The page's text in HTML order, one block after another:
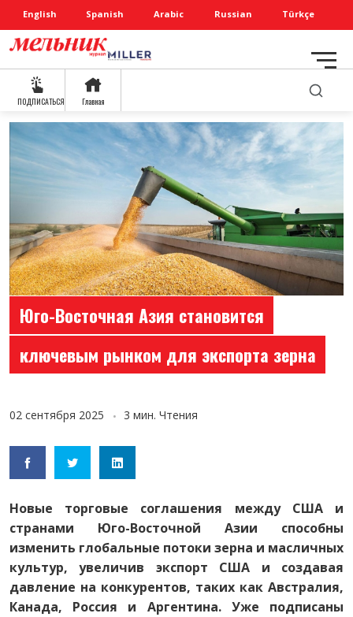
English Spanish Arabic Russian Türkçe
ПОДПИСАТЬСЯ Главная
Юго-Восточная Азия становится
ключевым рынком для экспорта зерна
02 сентября 2025 3 мин. Чтения
Новые торговые соглашения между США и
странами Юго-Восточной Азии способны
изменить глобальные потоки зерна и масличных
культур, увеличив экспорт США и создавая
давление на конкурентов, таких как Австралия,
Канада, Россия и Аргентина. Уже подписаны